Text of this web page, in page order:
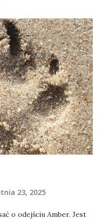
23, 2025
o odejściu Amber. Jest